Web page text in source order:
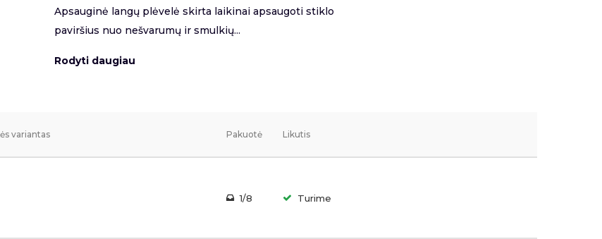
Apsauginė langų plėvelė skirta laikinai apsaugoti stiklo
paviršius nuo nešvarumų ir smulkių...
Rodyti daugiau
variantas Pakuotė Likutis
1/8 Turime